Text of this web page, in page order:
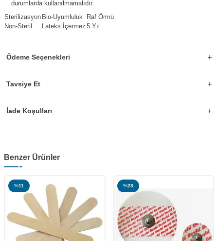
durumlarda kullanılmamalıdır.
Sterilizasyon Bio-Uyumluluk
Raf Ömrü
Non-Steril
Lateks İçermez 5 Yıl
Ödeme Seçenekleri
Tavsiye Et
İade Koşulları
Benzer Ürünler
%23 %20